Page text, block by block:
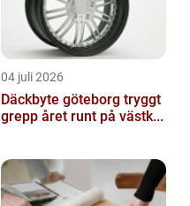
04 juli 2026
Däckbyte göteborg tryggt
grepp året runt på västk...